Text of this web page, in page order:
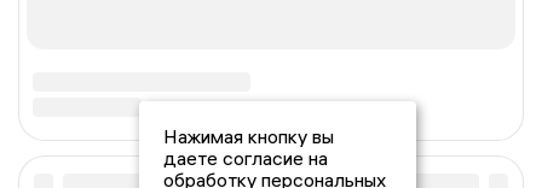
Нажимая кнопку вы
даете согласие на
обработку персональных